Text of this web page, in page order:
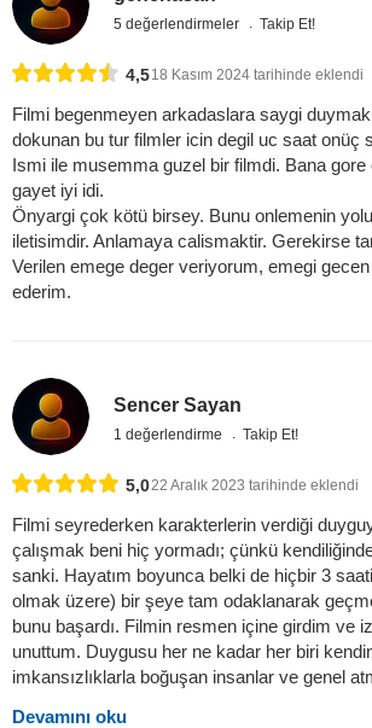
5 değerlendirmeler Takip Et!
4,518 Kasım 2024 tarihinde eklendi
Filmi begenmeyen arkadaslara saygi
dokunan bu tur filmler icin degil uc saat onüç
Ismi ile musemma guzel bir filmdi. Bana
gayet iyi idi.
Önyargi çok kötü birsey. Bunu onlemenin
iletisimdir. Anlamaya calismaktir. Gerekirse
Verilen emege deger veriyorum, emegi
ederim.
Sencer Sayan
1 değerlendirme Takip Et!
5,022 Aralık 2023 tarihinde eklendi
Filmi seyrederken karakterlerin verdiği
çalışmak beni hiç yormadı; çünkü
sanki. Hayatım boyunca belki de hiçbir 3
olmak üzere) bir şeye tam odaklanarak
bunu başardı. Filmin resmen içine girdim ve
unuttum. Duygusu her ne kadar her biri
imkansızlıklarla boğuşan insanlar ve genel
Devamını oku